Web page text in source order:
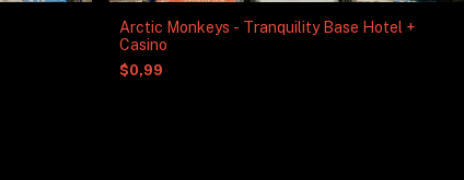
Arctic Monkeys - Tranquility Base Hotel +
Casino
$0,99